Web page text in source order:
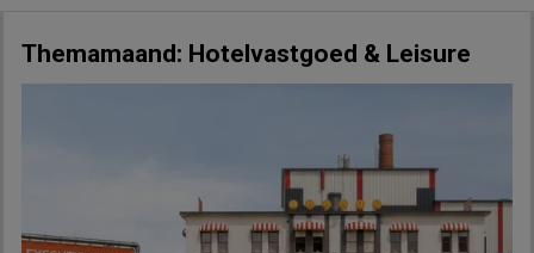
Themamaand: Hotelvastgoed & Leisure